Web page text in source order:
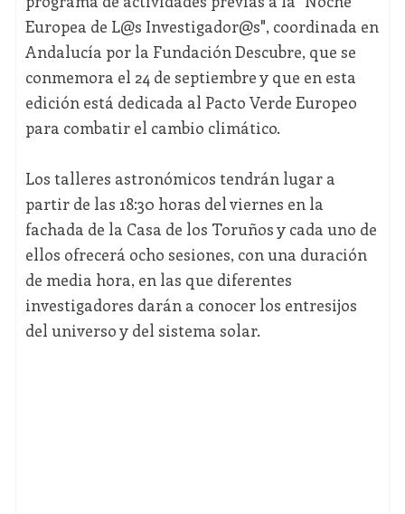
Europea de L@s Investigador@s", coordinada en
Andalucía por la Fundación Descubre, que se
conmemora el 24 de septiembre y que en esta
edición está dedicada al Pacto Verde Europeo
para combatir el cambio climático.
Los talleres astronómicos tendrán lugar a
partir de las 18:30 horas del viernes en la
fachada de la Casa de los Toruños y cada uno de
ellos ofrecerá ocho sesiones, con una duración
de media hora, en las que diferentes
investigadores darán a conocer los entresijos
del universo y del sistema solar.